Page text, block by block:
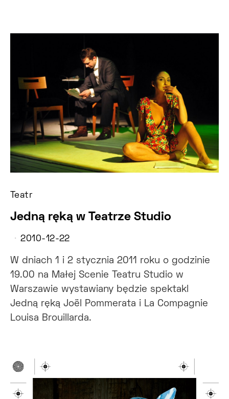
Teatr
Jedną ręką w Teatrze Studio
2010-12-22
W dniach 1 i 2 stycznia 2011 roku o godzinie
19.00 na Małej Scenie Teatru Studio w
Warszawie wystawiany będzie spektakl
Jedną ręką Joël Pommerata i La Compagnie
Louisa Brouillarda.